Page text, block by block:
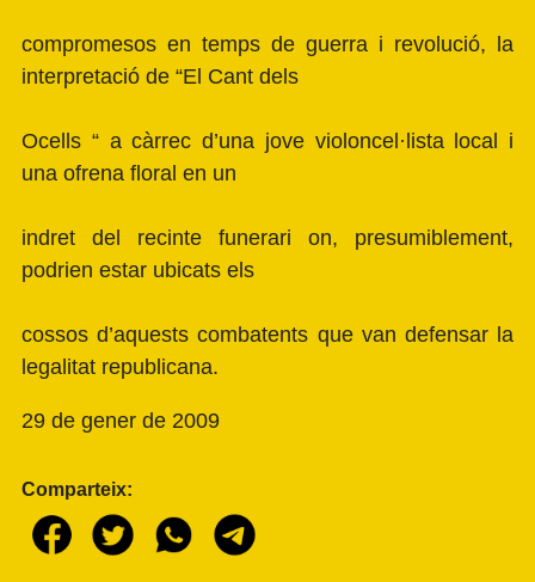
compromesos en temps de guerra i revolució, la
interpretació de “El Cant dels
Ocells “ a càrrec d’una jove violoncel·lista local i
una ofrena floral en un
indret del recinte funerari on, presumiblement,
podrien estar ubicats els
cossos d’aquests combatents que van defensar la
legalitat republicana.
29 de gener de 2009
Comparteix: